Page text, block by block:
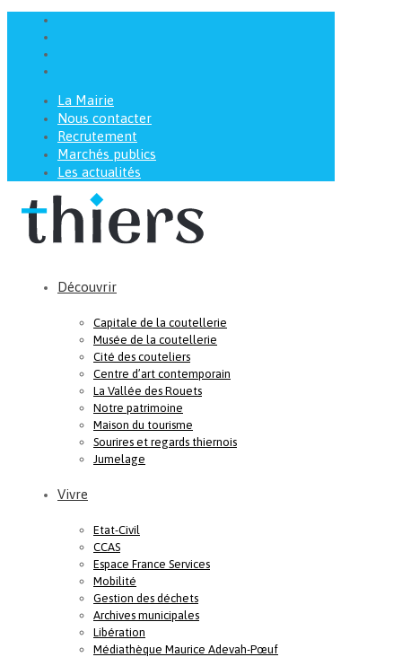
La Mairie
Nous contacter
Recrutement
Marchés publics
Les actualités
Découvrir
Capitale de la coutellerie
Musée de la coutellerie
Cité des couteliers
Centre d’art contemporain
La Vallée des Rouets
Notre patrimoine
Maison du tourisme
Sourires et regards thiernois
Jumelage
Vivre
Etat-Civil
CCAS
Espace France Services
Mobilité
Gestion des déchets
Archives municipales
Libération
Médiathèque Maurice Adevah-Pœuf